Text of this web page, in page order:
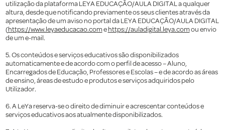
utilização da plataforma LEYA EDUCAÇÃO/AULA DIGITAL a qualquer
altura, desde que notificando previamente os seus clientes através da
apresentação de um aviso no portal da LEYA EDUCAÇÃO/AULA DIGITAL
(https://www.leyaeducacao.com e https://auladigital.leya.com ou envio
de um e-mail.
5. Os conteúdos e serviços educativos são disponibilizados
automaticamente e de acordo com o perfil de acesso – Aluno,
Encarregados de Educação, Professores e Escolas – e de acordo as áreas
de ensino, áreas de estudo e produtos e serviços adquiridos pelo
Utilizador.
6. A LeYa reserva-se o direito de diminuir e acrescentar conteúdos e
serviços educativos aos atualmente disponibilizados.